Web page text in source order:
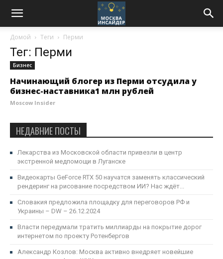
Домой Теги Перми
Тег: Перми
Бизнес
Начинающий блогер из Перми отсудила у
бизнес-наставника1 млн рублей
Moscow Insider
НЕДАВНИЕ ПОСТЫ
Лекарства из Московской области привезли в центр
экстренной медпомощи в Луганске
Видеокарты GeForce RTX 50 научатся заменять классический
рендеринг на рисование посредством ИИ? Нас ждёт...
Словакия предложила площадку для переговоров РФ и
Украины – DW – 26.12.2024
Власти передумали тратить миллиарды на покрытие дорог
интернетом по проекту Ротенбергов
Александр Козлов: Москва активно внедряет новейшие